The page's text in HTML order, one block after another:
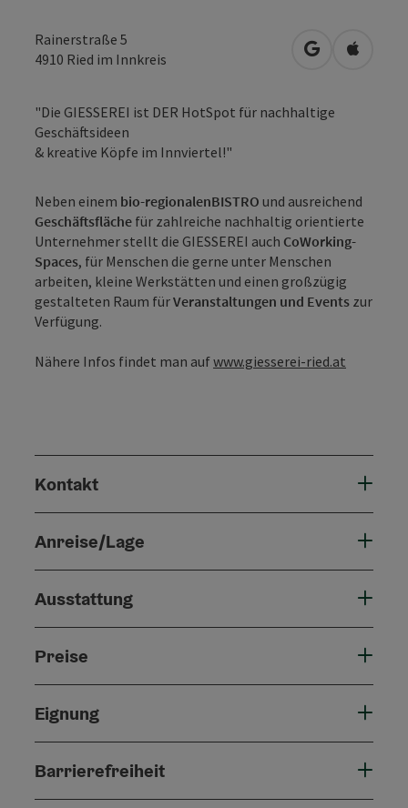
Rainerstraße 5
4910 Ried im Innkreis in Google
in
"Die GIESSEREI ist DER HotSpot für nachhaltige
Geschäftsideen
& kreative Köpfe im Innviertel!"
Neben einem bio-regionalenBISTRO und ausreichend
Geschäftsfläche für zahlreiche nachhaltig orientierte
Unternehmer stellt die GIESSEREI auch CoWorking-
Spaces, für Menschen die gerne unter Menschen
arbeiten, kleine Werkstätten und einen großzügig
gestalteten Raum fürVeranstaltungen und Events zur
Verfügung.
Nähere Infos findet man aufwww.giesserei-ried.at
Kontakt
Anreise/Lage
Ausstattung
Preise
Eignung
Barrierefreiheit